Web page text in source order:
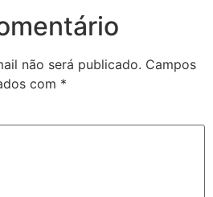
não será publicado. Campos
com *